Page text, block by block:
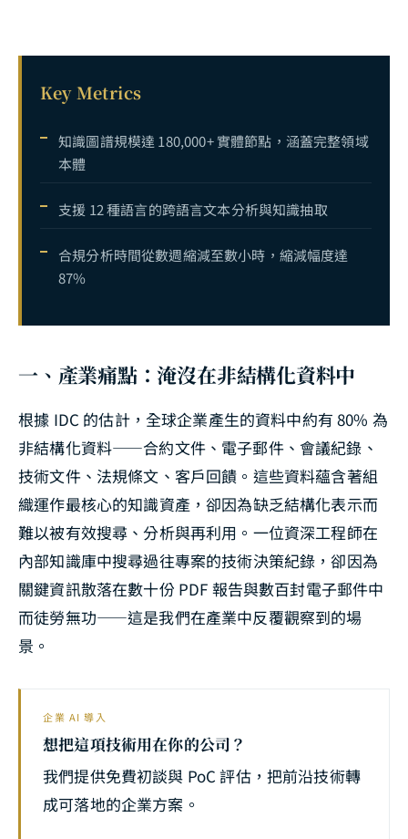
Key Metrics
知識圖譜規模達 180,000+ 實體節點，涵蓋完整領域
本體
支援 12 種語言的跨語言文本分析與知識抽取
合規分析時間從數週縮減至數小時，縮減幅度達
87%
一、產業痛點：淹沒在非結構化資料中
根據 IDC 的估計，全球企業產生的資料中約有 80% 為
非結構化資料——合約文件、電子郵件、會議紀錄、
技術文件、法規條文、客戶回饋。這些資料蘊含著組
織運作最核心的知識資產，卻因為缺乏結構化表示而
難以被有效搜尋、分析與再利用。一位資深工程師在
內部知識庫中搜尋過往專案的技術決策紀錄，卻因為
關鍵資訊散落在數十份 PDF 報告與數百封電子郵件中
而徒勞無功——這是我們在產業中反覆觀察到的場
景。
企業 AI 導入
想把這項技術用在你的公司？
我們提供免費初談與 PoC 評估，把前沿技術轉
成可落地的企業方案。